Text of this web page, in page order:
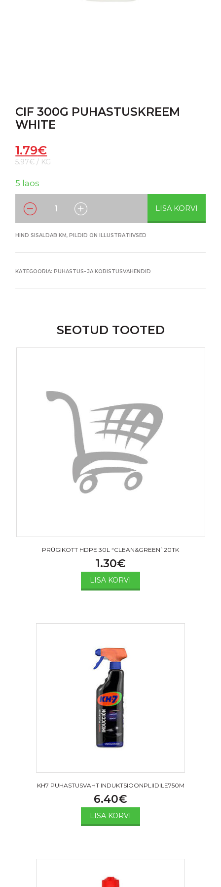
CIF 300G PUHASTUSKREEM
WHITE
1.79€
5.97€ / KG
5 laos
LISA KORVI
HIND SISALDAB KM, PILDID ON ILLUSTRATIIVSED
KATEGOORIA:PUHASTUS- JA KORISTUSVAHENDID
SEOTUD TOOTED
PRÜGIKOTT HDPE 30L “CLEAN&GREEN`20TK
1.30€
LISA KORVI
KH7 PUHASTUSVAHT INDUKTSIOONPLIIDILE750M
6.40€
LISA KORVI